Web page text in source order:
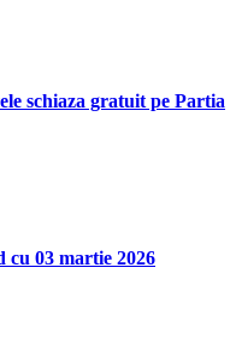
schiaza gratuit pe Partia
cu 03 martie 2026